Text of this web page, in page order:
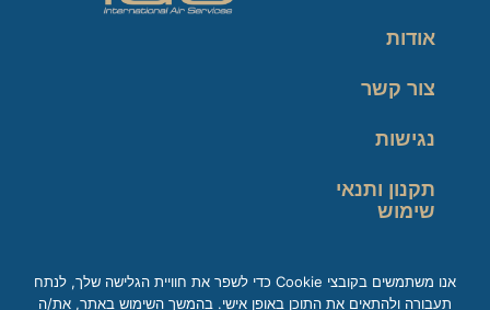
אודות
צור קשר
נגישות
תקנון ותנאי
שימוש
אנו משתמשים בקובצי Cookie כדי לשפר את חוויית הגלישה שלך, לנתח
תעבורה ולהתאים את התוכן באופן אישי. בהמשך השימוש באתר, את/ה